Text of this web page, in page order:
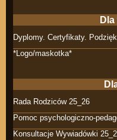
Dyplomy. Certyfikaty.
*Logo/maskotka*
Rada Rodziców 25_26
Pomoc psychologiczno-
Konsultacje Wywiadówki